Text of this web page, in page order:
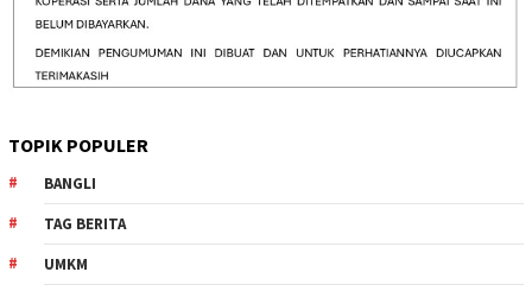
TOPIK POPULER
BANGLI
TAG BERITA
UMKM